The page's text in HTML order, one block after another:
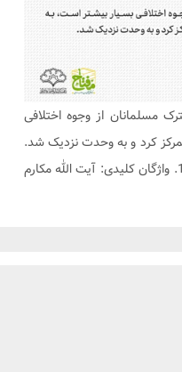
مسلمانان از وجوه اختلافی
کرد و به وحدت نزدیک شد.
بیانات در آغاز درس خارج فقه، چهارشنبه 25 دی 1392. واژگان کلیدی: آیت الله مکارم